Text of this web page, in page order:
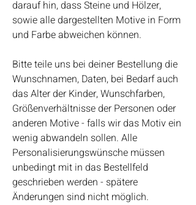
darauf hin, dass Steine und Hölzer,
sowie alle dargestellten Motive in Form
und Farbe abweichen können.
Bitte teile uns bei deiner Bestellung die
Wunschnamen, Daten, bei Bedarf auch
das Alter der Kinder, Wunschfarben,
Größenverhältnisse der Personen oder
anderen Motive - falls wir das Motiv ein
wenig abwandeln sollen. Alle
Personalisierungswünsche müssen
unbedingt mit in das Bestellfeld
geschrieben werden - spätere
Änderungen sind nicht möglich.